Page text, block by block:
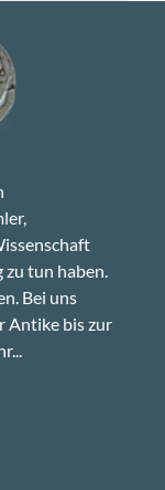
tun haben.
Bei uns
Antike bis zur